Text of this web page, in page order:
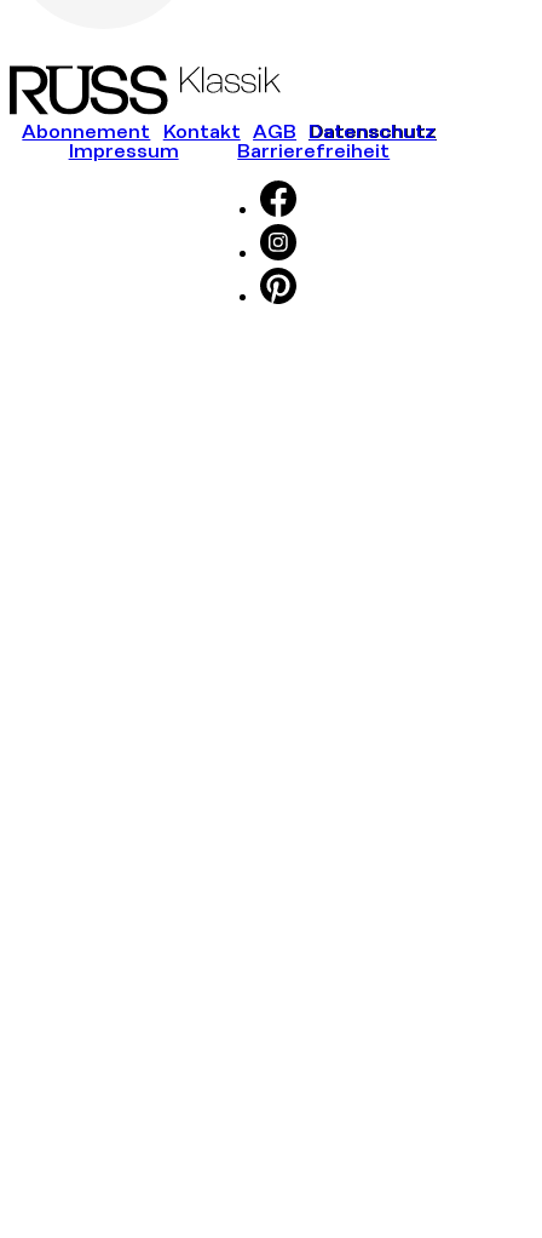
Abonnement Kontakt AGB
Datenschutz
Impressum
Barrierefreiheit